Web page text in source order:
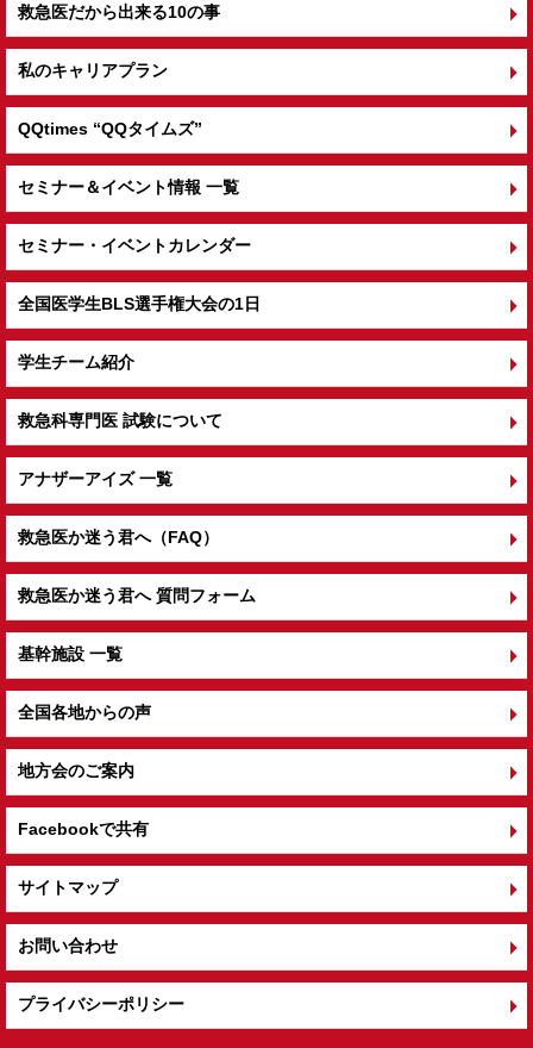
救急医だから出来る10の事
私のキャリアプラン
QQtimes “QQタイムズ”
セミナー＆イベント情報 一覧
セミナー・イベントカレンダー
全国医学生BLS選手権大会の1日
学生チーム紹介
救急科専門医 試験について
アナザーアイズ 一覧
救急医か迷う君へ（FAQ）
救急医か迷う君へ 質問フォーム
基幹施設 一覧
全国各地からの声
地方会のご案内
Facebookで共有
サイトマップ
お問い合わせ
プライバシーポリシー